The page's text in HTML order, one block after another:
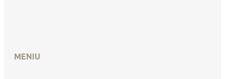
MENIU